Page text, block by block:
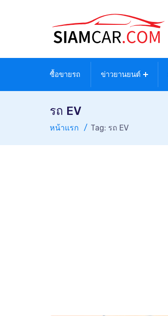
ซื้อขายรถ ข่าวยานยนต์
รถ EV
หน้าแรก Tag: รถ EV